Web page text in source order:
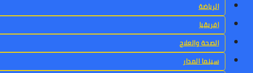
الرياضة
افريقيا
الصحة والعلاج
سينما المدار